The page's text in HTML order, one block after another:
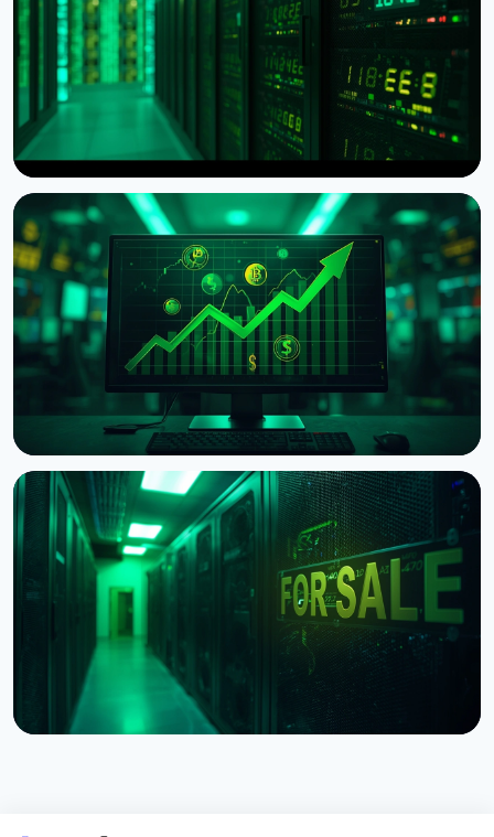
НОВОСТЬ
American Bitcoin нарастила резерв до 8 002 BTC
после рекордной добычи в Q2
4 августа 2026 г. 5 мин чтения
НОВОСТЬ
Хедж-фонд Ашенбреннера продал акции
майнеров на $1 млрд, IREN взлетел на 27%
30 июля 2026 г. 4 мин чтения